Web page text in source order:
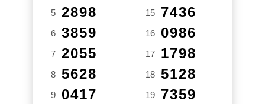
5 2898
6 3859
7 2055
8 5628
9 0417
15 7436
16 0986
17 1798
18 5128
19 7359